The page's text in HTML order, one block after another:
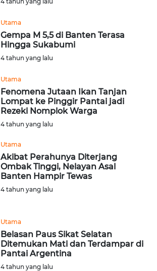
Utama
Gempa M 5,5 di Banten Terasa
Hingga Sukabumi
4 tahun yang lalu
Utama
Fenomena Jutaan Ikan Tanjan
Lompat ke Pinggir Pantai jadi
Rezeki Nomplok Warga
4 tahun yang lalu
Utama
Akibat Perahunya Diterjang
Ombak Tinggi, Nelayan Asal
Banten Hampir Tewas
4 tahun yang lalu
Utama
Belasan Paus Sikat Selatan
Ditemukan Mati dan Terdampar di
Pantai Argentina
4 tahun yang lalu